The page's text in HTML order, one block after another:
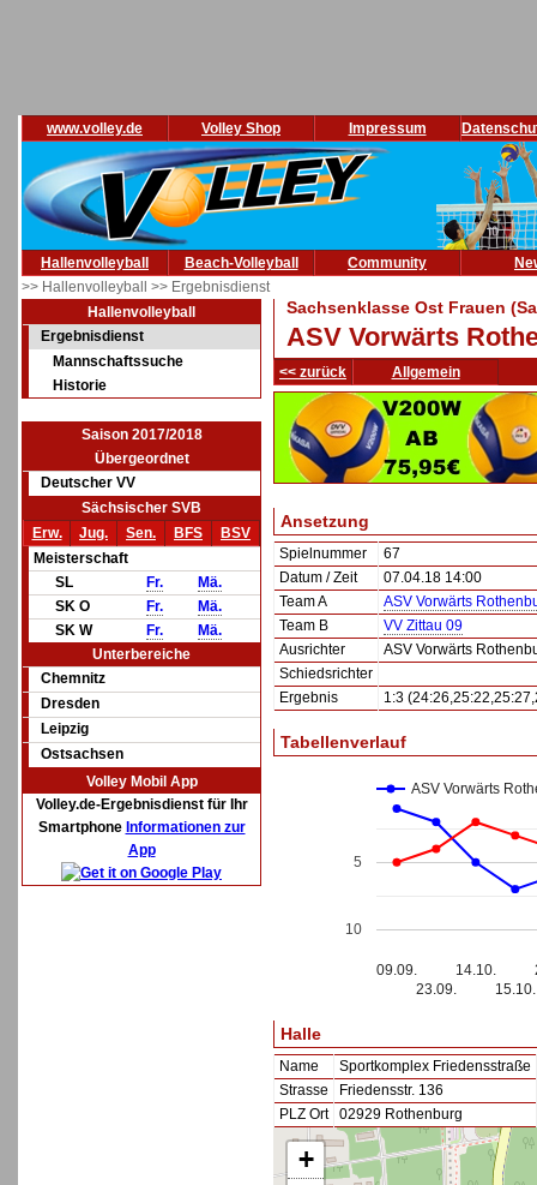
www.volley.de Volley Shop Impressum
Hallenvolleyball Beach-Volleyball Community
>> Hallenvolleyball >> Ergebnisdienst
Hallenvolleyball
Ergebnisdienst
Mannschaftssuche
Historie
Saison 2017/2018
Übergeordnet
Deutscher VV
Sächsischer SVB
Erw.
Jug. Sen. BFS
BSV
Meisterschaft
SL
Fr.
Mä.
SK O
Fr.
Mä.
SK W
Fr.
Mä.
Unterbereiche
Chemnitz
Dresden
Leipzig
Ostsachsen
Volley Mobil App
Volley.de-Ergebnisdienst für Ihr
Smartphone Informationen zur
App
Sachsenklasse Ost Frauen
ASV Vorwärts
<< zurück Allgemein
Ansetzung
Spielnummer
67
Datum / Zeit
07.04.18 14:00
Team A
ASV Vorwärts
Team B
VV Zittau 09
Ausrichter
ASV Vorwärts
Schiedsrichter
Ergebnis
1:3
Tabellenverlauf
ASV Vorwärts
09.09.
23.09.
14.10.
15.10.
5
10
Halle
Name
Sportkomplex Friedensstraße
Strasse
Friedensstr. 136
PLZ Ort
02929 Rothenburg
+